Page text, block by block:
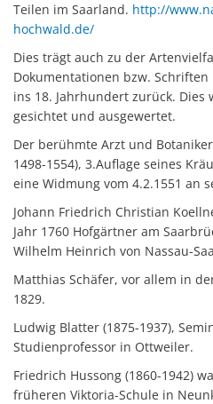
Teilen im Saarland. http://
hochwald.de/
Dies trägt auch zu der
Dokumentationen bzw.
ins 18. Jahrhundert zurück. Dies
gesichtet und ausgewertet.
Der berühmte Arzt und
1498-1554), 3.Auflage seines
eine Widmung vom 4.2.1551 an
Johann Friedrich Christian
Jahr 1760 Hofgärtner am
Wilhelm Heinrich von Nassau-
Matthias Schäfer, vor allem in
1829.
Ludwig Blatter (1875-1937),
Studienprofessor in Ottweiler.
Friedrich Hussong (1860-1942)
früheren Viktoria-Schule in